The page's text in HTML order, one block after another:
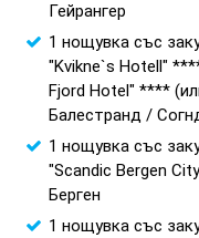
Гейрангер
1 нощувка със
"Kvikne`s Hotell"
Fjord Hotel" ****
Балестранд /
1 нощувка със
"Scandic Bergen
Берген
1 нощувка със